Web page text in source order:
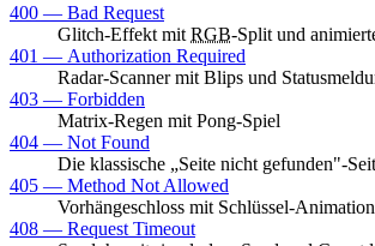
400 — Bad Request
Glitch-Effekt mit RGB-Split und
401 — Authorization Required
Radar-Scanner mit Blips und
403 — Forbidden
Matrix-Regen mit Pong-Spiel
404 — Not Found
Die klassische „Seite nicht gefunden"-
405 — Method Not Allowed
Vorhängeschloss mit Schlüssel-Animation
408 — Request Timeout